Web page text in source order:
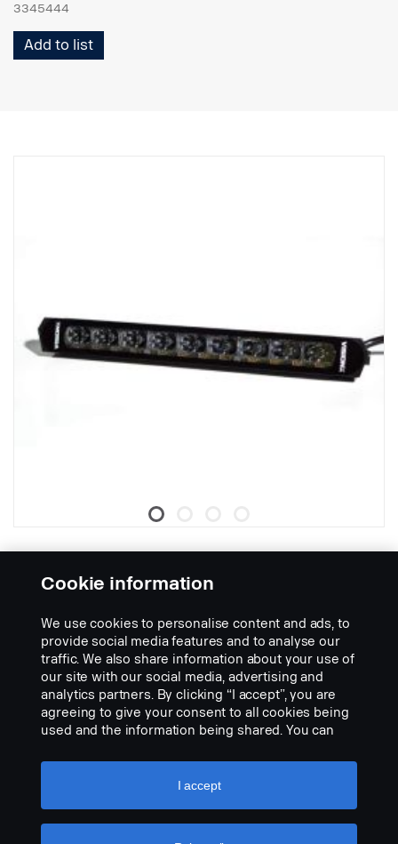
3345444
Add to list
BOOST REF17,5
Part Description:
Ominaisuudet:
Ainutlaatuinen E-boost tarjoaa lyömättömän valon pienessä
formaatissa
Kompakti LED-valopaneeli asennettavaksi ahtaisiin tiloihin
Erittäin kestävä, IP68/IP69K-luokitus
Vision X:n 7 vuoden toimintatakuu
Cookie information
We use cookies to personalise content and ads, to
provide social media features and to analyse our
traffic. We also share information about your use of
our site with our social media, advertising and
analytics partners. By clicking “I accept”, you are
agreeing to give your consent to all cookies being
used and the information being shared. You can
settings” and selecting the categories you’d like to
accept. For a more detailed explanation of how we
I accept